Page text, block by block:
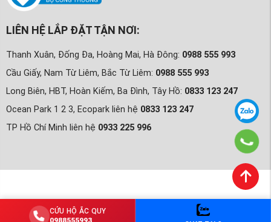
LIÊN HỆ LẮP ĐẶT TẬN NƠI:
Thanh Xuân, Đống Đa, Hoàng Mai, Hà Đông: 0988 555 993
Cầu Giấy, Nam Từ Liêm, Bắc Từ Liêm: 0988 555 993
Long Biên, HBT, Hoàn Kiếm, Ba Đình, Tây Hồ: 0833 123 247
Ocean Park 1 2 3, Ecopark liên hệ 0833 123 247
TP Hồ Chí Minh liên hệ 0933 225 996
CỨU HỘ ẮC QUY
0988555993